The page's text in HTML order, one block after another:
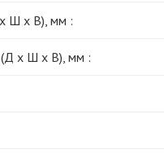
х Ш х В), мм :
(Д х Ш х В), мм :